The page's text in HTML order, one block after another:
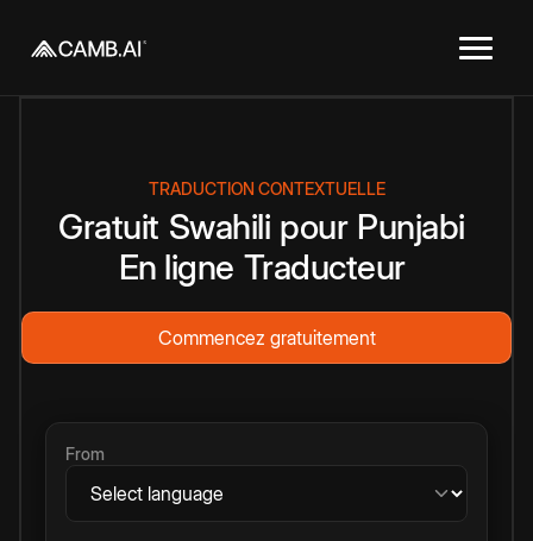
TRADUCTION CONTEXTUELLE
Gratuit Swahili pour Punjabi
En ligne Traducteur
Commencez gratuitement
From